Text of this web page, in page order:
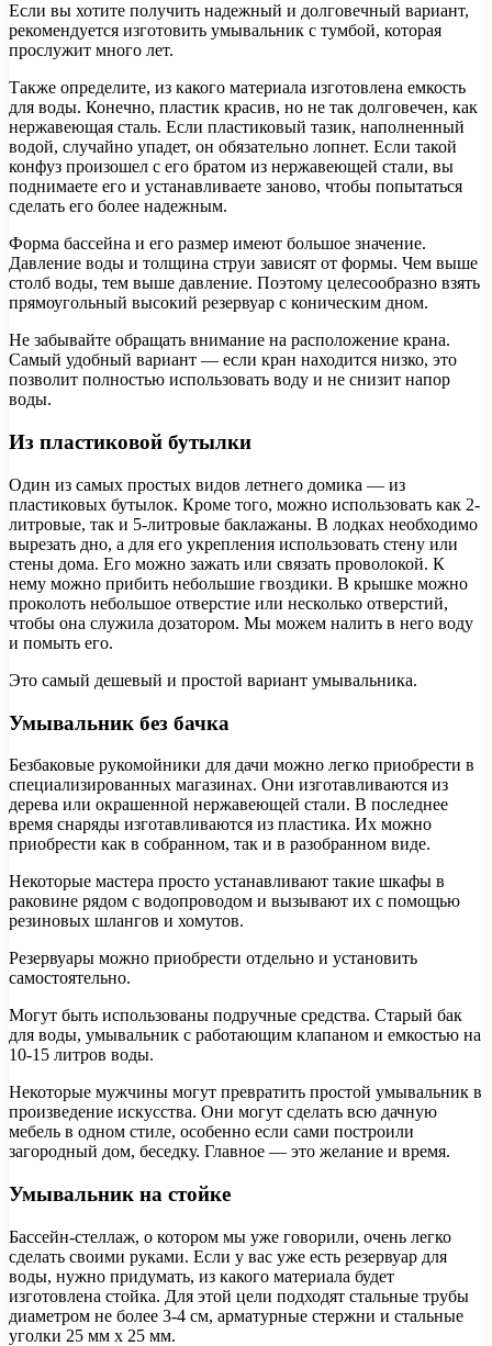
Если вы хотите получить надежный и долговечный вариант,
рекомендуется изготовить умывальник с тумбой, которая
прослужит много лет.
Также определите, из какого материала изготовлена емкость
для воды. Конечно, пластик красив, но не так долговечен, как
нержавеющая сталь. Если пластиковый тазик, наполненный
водой, случайно упадет, он обязательно лопнет. Если такой
конфуз произошел с его братом из нержавеющей стали, вы
поднимаете его и устанавливаете заново, чтобы попытаться
сделать его более надежным.
Форма бассейна и его размер имеют большое значение.
Давление воды и толщина струи зависят от формы. Чем выше
столб воды, тем выше давление. Поэтому целесообразно взять
прямоугольный высокий резервуар с коническим дном.
Не забывайте обращать внимание на расположение крана.
Самый удобный вариант — если кран находится низко, это
позволит полностью использовать воду и не снизит напор
воды.
Из пластиковой бутылки
Один из самых простых видов летнего домика — из
пластиковых бутылок. Кроме того, можно использовать как 2-
литровые, так и 5-литровые баклажаны. В лодках необходимо
вырезать дно, а для его укрепления использовать стену или
стены дома. Его можно зажать или связать проволокой. К
нему можно прибить небольшие гвоздики. В крышке можно
проколоть небольшое отверстие или несколько отверстий,
чтобы она служила дозатором. Мы можем налить в него воду
и помыть его.
Это самый дешевый и простой вариант умывальника.
Умывальник без бачка
Безбаковые рукомойники для дачи можно легко приобрести в
специализированных магазинах. Они изготавливаются из
дерева или окрашенной нержавеющей стали. В последнее
время снаряды изготавливаются из пластика. Их можно
приобрести как в собранном, так и в разобранном виде.
Некоторые мастера просто устанавливают такие шкафы в
раковине рядом с водопроводом и вызывают их с помощью
резиновых шлангов и хомутов.
Резервуары можно приобрести отдельно и установить
самостоятельно.
Могут быть использованы подручные средства. Старый бак
для воды, умывальник с работающим клапаном и емкостью на
10-15 литров воды.
Некоторые мужчины могут превратить простой умывальник в
произведение искусства. Они могут сделать всю дачную
мебель в одном стиле, особенно если сами построили
загородный дом, беседку. Главное — это желание и время.
Умывальник на стойке
Бассейн-стеллаж, о котором мы уже говорили, очень легко
сделать своими руками. Если у вас уже есть резервуар для
воды, нужно придумать, из какого материала будет
изготовлена стойка. Для этой цели подходят стальные трубы
диаметром не более 3-4 см, арматурные стержни и стальные
уголки 25 мм х 25 мм.